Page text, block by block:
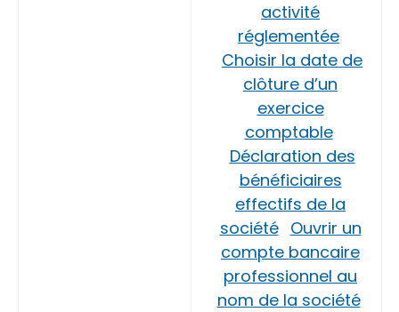
activité
réglementée
Choisir la date de
clôture d’un
exercice
comptable
Déclaration des
bénéficiaires
effectifs de la
société Ouvrir un
compte bancaire
professionnel au
nom de la société